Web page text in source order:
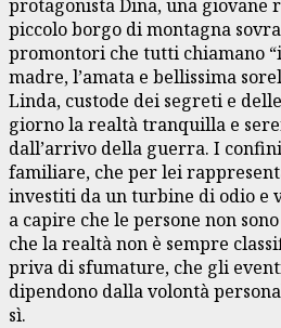
protagonista Dina, una giovane
piccolo borgo di montagna
promontori che tutti chiamano “i
madre, l’amata e bellissima
Linda, custode dei segreti e
giorno la realtà tranquilla e
dall’arrivo della guerra. I
familiare, che per lei
investiti da un turbine di odio e
a capire che le persone non
che la realtà non è sempre
priva di sfumature, che gli
dipendono dalla volontà
sì.